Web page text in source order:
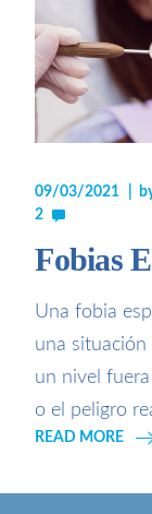
09/03/2021
2
Fobias
Una fobia
una
un nivel
o el peligro
READ MORE